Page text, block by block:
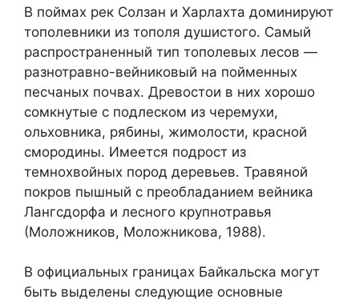
В поймах рек Солзан и Харлахта доминируют
тополевники из тополя душистого. Самый
распространенный тип тополевых лесов —
разнотравно-вейниковый на пойменных
песчаных почвах. Древостои в них хорошо
сомкнутые с подлеском из черемухи,
ольховника, рябины, жимолости, красной
смородины. Имеется подрост из
темнохвойных пород деревьев. Травяной
покров пышный с преобладанием вейника
Лангсдорфа и лесного крупнотравья
(Моложников, Моложникова, 1988).
В официальных границах Байкальска могут
быть выделены следующие основные